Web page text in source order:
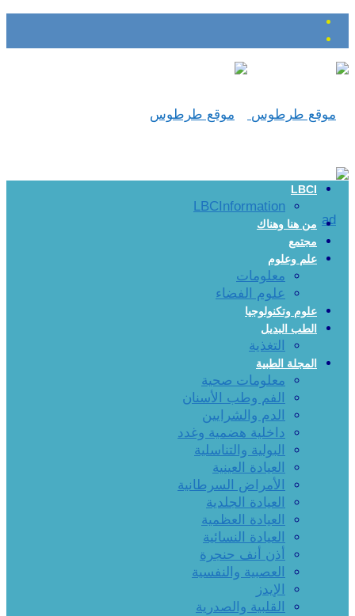
LBCI
LBCInformation
من هنا وهناك
مجتمع
علم وعلوم
معلومات
علوم الفضاء
علوم وتكنولوجيا
الطب البديل
التغذية
المجلة الطبية
معلومات صحية
الفم وطب الأسنان
الدم والشرايين
داخلية هضمية وغدد
البولية والتناسلية
العيادة العينية
الأمراض السرطانية
العيادة الجلدية
العيادة العظمية
العيادة النسائية
أذن أنف حنجرة
العصبية والنفسية
الإيدز
القلبية والصدرية